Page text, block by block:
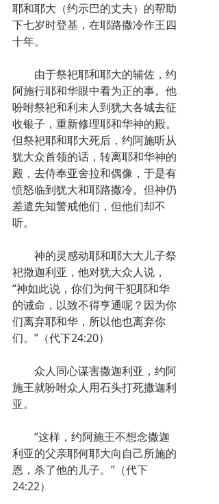
耶和耶大（约示巴的丈夫）的帮助
下七岁时登基，在耶路撒冷作王四
十年。
由于祭祀耶和耶大的辅佐，约
阿施行耶和华眼中看为正的事。他
吩咐祭祀和利未人到犹大各城去征
收银子，重新修理耶和华神的殿。
但祭祀耶和耶大死后，约阿施听从
犹大众首领的话，转离耶和华神的
殿，去侍奉亚舍拉和偶像，于是有
愤怒临到犹大和耶路撒冷。但神仍
差遣先知警戒他们，但他们却不
听。
神的灵感动耶和耶大大儿子祭
祀撒迦利亚，他对犹大众人说，
“神如此说，你们为何干犯耶和华
的诫命，以致不得亨通呢？因为你
们离弃耶和华，所以他也离弃你
们。”（代下24:20）
众人同心谋害撒迦利亚，约阿
施王就吩咐众人用石头打死撒迦利
亚。
“这样，约阿施王不想念撒迦
利亚的父亲耶何耶大向自己所施的
恩，杀了他的儿子。”（代下
24:22）